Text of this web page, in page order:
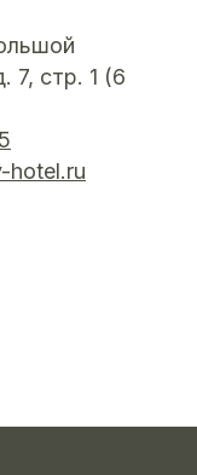
7, стр. 1 (6
hotel.ru